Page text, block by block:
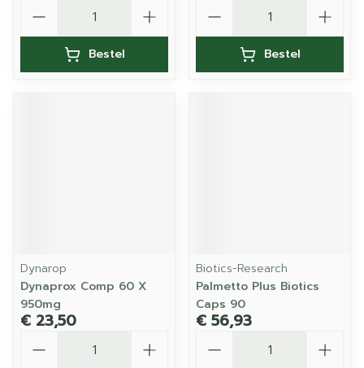
Bestel Bestel
Dynarop
Dynaprox Comp 60 X
950mg
€ 23,50
Biotics-Research
Palmetto Plus Biotics
Caps 90
€ 56,93